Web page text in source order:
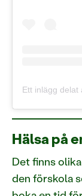
Hälsa på
Det finns
den förskola